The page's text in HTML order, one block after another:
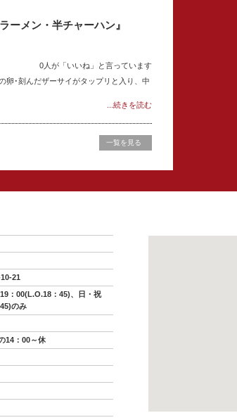
ーメン・半チャーハン』
0人が「いいね」と言っています
卵･刻んだザーサイがタップリと入り、中
...続きを読む
一覧を見る
21
：00(L.O.18：45)、日・祝
のみ
：00～休